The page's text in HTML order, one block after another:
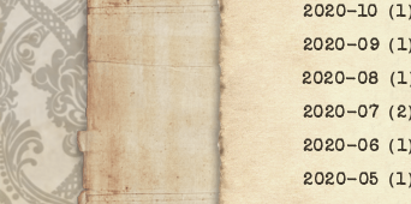
2020-10（1
2020-09（1
2020-08（1
2020-07（2
2020-06（1
2020-05（1